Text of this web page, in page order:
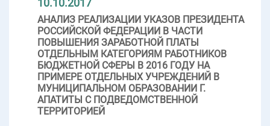
АНАЛИЗ РЕАЛИЗАЦИИ УКАЗОВ ПРЕЗИДЕНТА
РОССИЙСКОЙ ФЕДЕРАЦИИ В ЧАСТИ
ПОВЫШЕНИЯ ЗАРАБОТНОЙ ПЛАТЫ
ОТДЕЛЬНЫМ КАТЕГОРИЯМ РАБОТНИКОВ
БЮДЖЕТНОЙ СФЕРЫ В 2016 ГОДУ НА
ПРИМЕРЕ ОТДЕЛЬНЫХ УЧРЕЖДЕНИЙ В
МУНИЦИПАЛЬНОМ ОБРАЗОВАНИИ Г.
АПАТИТЫ С ПОДВЕДОМСТВЕННОЙ
ТЕРРИТОРИЕЙ